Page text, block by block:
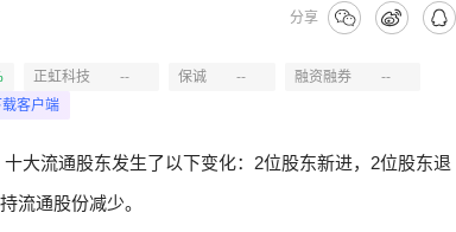
分享
正虹科技 -- 保诚 -- 融资融券
--
客户端
大流通股东发生了以下变化：2位股东新进，2位股东退
流通股份减少。